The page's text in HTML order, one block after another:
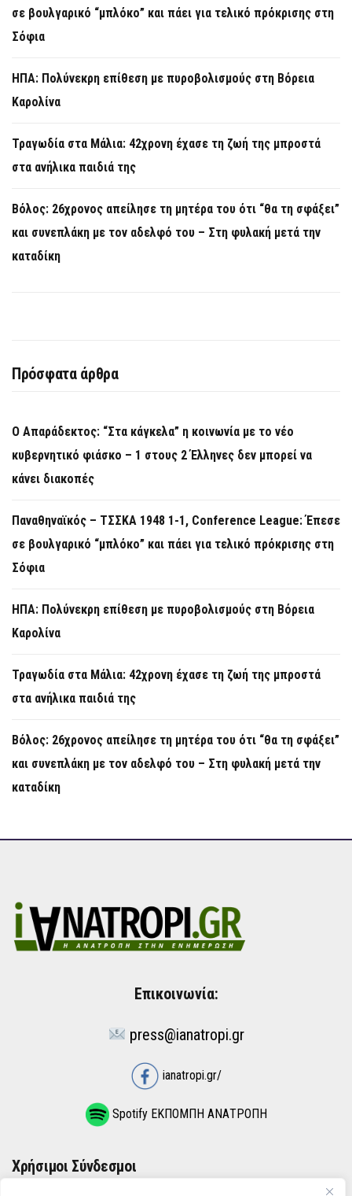
σε βουλγαρικό “μπλόκο” και πάει για τελικό πρόκρισης στη
Σόφια
ΗΠΑ: Πολύνεκρη επίθεση με πυροβολισμούς στη Βόρεια
Καρολίνα
Τραγωδία στα Μάλια: 42χρονη έχασε τη ζωή της μπροστά
στα ανήλικα παιδιά της
Βόλος: 26χρονος απείλησε τη μητέρα του ότι “θα τη σφάξει”
και συνεπλάκη με τον αδελφό του – Στη φυλακή μετά την
καταδίκη
Πρόσφατα άρθρα
Ο Απαράδεκτος: “Στα κάγκελα” η κοινωνία με το νέο
κυβερνητικό φιάσκο – 1 στους 2 Έλληνες δεν μπορεί να
κάνει διακοπές
Παναθηναϊκός – ΤΣΣΚΑ 1948 1-1, Conference League: Έπεσε
σε βουλγαρικό “μπλόκο” και πάει για τελικό πρόκρισης στη
Σόφια
ΗΠΑ: Πολύνεκρη επίθεση με πυροβολισμούς στη Βόρεια
Καρολίνα
Τραγωδία στα Μάλια: 42χρονη έχασε τη ζωή της μπροστά
στα ανήλικα παιδιά της
Βόλος: 26χρονος απείλησε τη μητέρα του ότι “θα τη σφάξει”
και συνεπλάκη με τον αδελφό του – Στη φυλακή μετά την
καταδίκη
Επικοινωνία:
press@ianatropi.gr
ianatropi.gr/
Spotify ΕΚΠΟΜΠΗ ΑΝΑΤΡΟΠΗ
Χρήσιμοι Σύνδεσμοι